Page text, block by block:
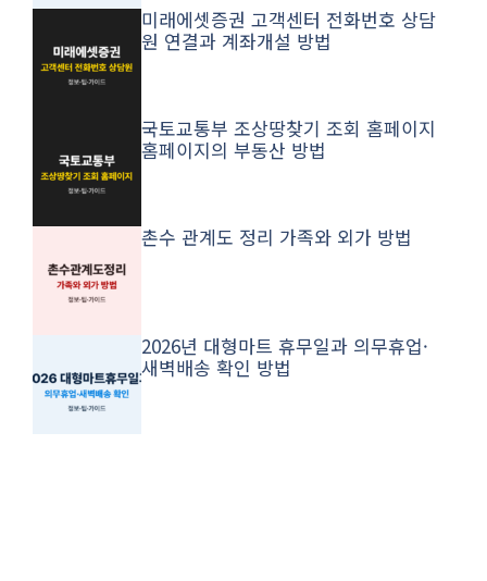
미래에셋증권 고객센터 전화번호 상담
원 연결과 계좌개설 방법
국토교통부 조상땅찾기 조회 홈페이지
홈페이지의 부동산 방법
촌수 관계도 정리 가족와 외가 방법
2026년 대형마트 휴무일과 의무휴업·
새벽배송 확인 방법